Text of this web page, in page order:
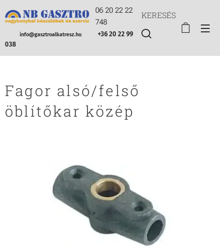
06 20 22 22
748
info@gasztroalkatresz.hu
+36 20 22 99
038
KERESÉS
Fagor alsó/felső
öblítőkar közép